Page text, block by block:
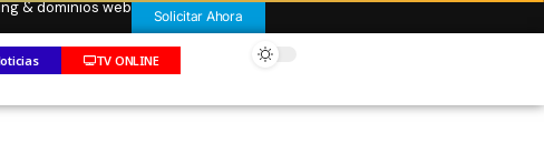
& dominios web Solicitar Ahora
TV ONLINE